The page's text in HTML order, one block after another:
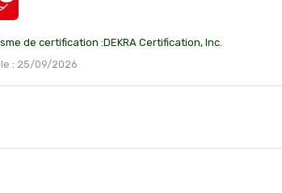
de certification :DEKRA Certification, Inc.
le : 25/09/2026